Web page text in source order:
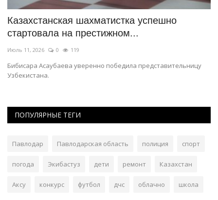
Казахстанская шахматистка успешно
стартовала на престижном...
Июль 11, 2026 0 119
Бибисара Асаубаева уверенно победила представительницу
Узбекистана.
ПОПУЛЯРНЫЕ ТЕГИ
Павлодар Павлодарская область полиция спорт
погода Экибастуз дети ремонт Казахстан
Аксу конкурс футбол дчс облачно школа